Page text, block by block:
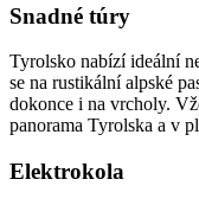
Snadné túry
Tyrolsko nabízí ideální
se na rustikální alpské
dokonce i na vrcholy.
panorama Tyrolska a v
Elektrokola